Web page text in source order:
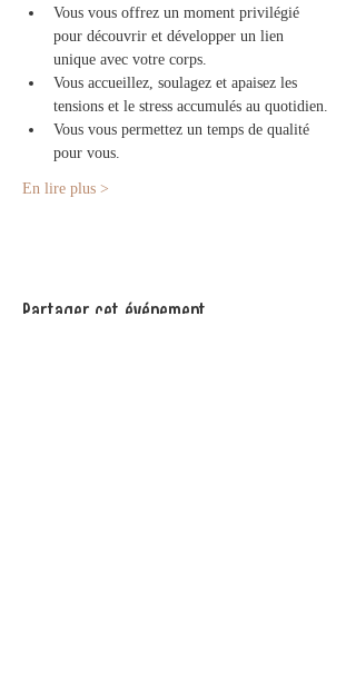
Vous vous offrez un moment privilégié
pour découvrir et développer un lien
unique avec votre corps.
Vous accueillez, soulagez et apaisez les
tensions et le stress accumulés au quotidien.
Vous vous permettez un temps de qualité
pour vous.
En lire plus >
Partager cet événement